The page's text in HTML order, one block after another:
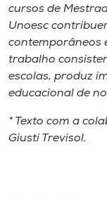
cursos de
Unoesc
contemporâneos
trabalho
escolas, produz
educacional de
* Texto com a
Giusti Trevisol.